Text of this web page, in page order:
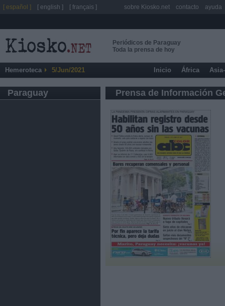
Periódicos de Paraguay
Toda la prensa de hoy
Hemeroteca 5/Jun/2021 Inicio África
Paraguay Prensa de Información
[ español ] [ english ] [ français ] sobre Kiosko.net contacto ayuda